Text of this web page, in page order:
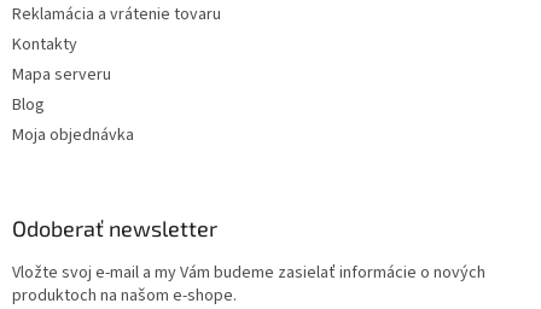
Reklamácia a vrátenie tovaru
Kontakty
Mapa serveru
Blog
Moja objednávka
Odoberať newsletter
Vložte svoj e-mail a my Vám budeme zasielať informácie o nových
produktoch na našom e-shope.